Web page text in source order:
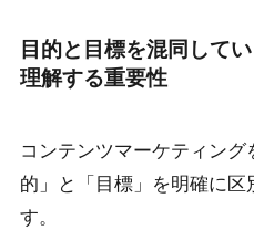
目的と目標を混同して
理解する重要性
コンテンツマーケティング
的」と「目標」を明確に
す。